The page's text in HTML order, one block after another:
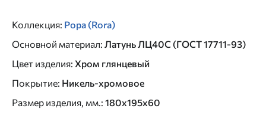
Коллекция: Рора (Rora)
Основной материал: Латунь ЛЦ40C (ГОСТ 17711-93)
Цвет изделия: Хром глянцевый
Покрытие: Никель-хромовое
Размер изделия, мм.: 180х195х60